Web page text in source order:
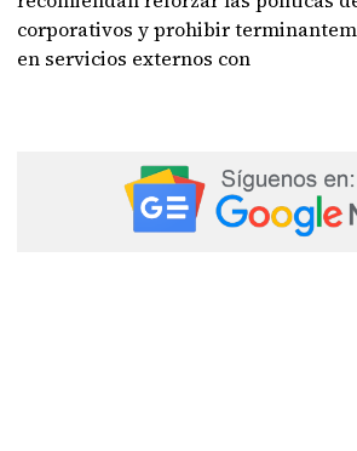
corporativos y prohibir
en servicios externos con